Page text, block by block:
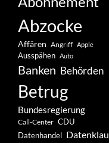
Abzocke
Affären Angriff Apple
Ausspähen Auto
Banken Behörden
Betrug
Bundesregierung
Call-Center CDU
Datenhandel Datenklau